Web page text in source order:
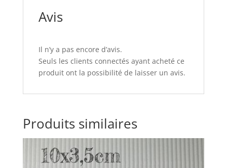
Avis
Il n’y a pas encore d’avis.
Seuls les clients connectés ayant acheté ce
produit ont la possibilité de laisser un avis.
Produits similaires